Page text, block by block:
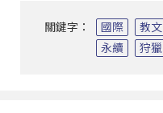
關鍵字： 國際 教文
永續
狩獵